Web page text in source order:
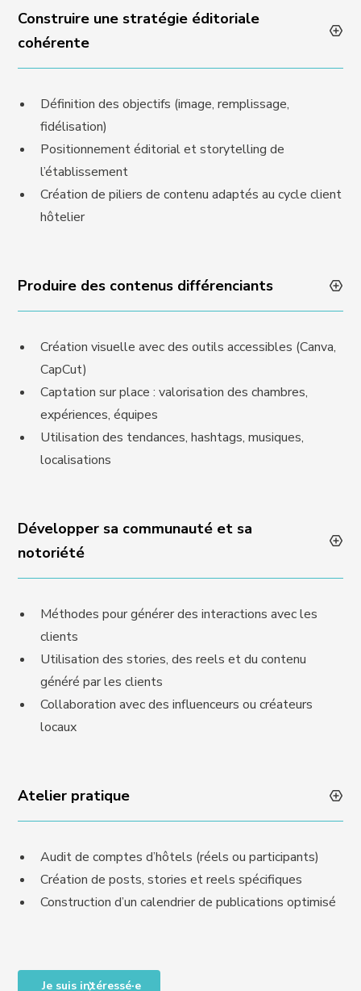
Construire une stratégie éditoriale
cohérente
Définition des objectifs (image, remplissage,
fidélisation)
Positionnement éditorial et storytelling de
l’établissement
Création de piliers de contenu adaptés au cycle client
hôtelier
Produire des contenus différenciants
Création visuelle avec des outils accessibles (Canva,
CapCut)
Captation sur place : valorisation des chambres,
expériences, équipes
Utilisation des tendances, hashtags, musiques,
localisations
Développer sa communauté et sa
notoriété
Méthodes pour générer des interactions avec les
clients
Utilisation des stories, des reels et du contenu
généré par les clients
Collaboration avec des influenceurs ou créateurs
locaux
Atelier pratique
Audit de comptes d’hôtels (réels ou participants)
Création de posts, stories et reels spécifiques
Construction d’un calendrier de publications optimisé
Je suis intéressé·e